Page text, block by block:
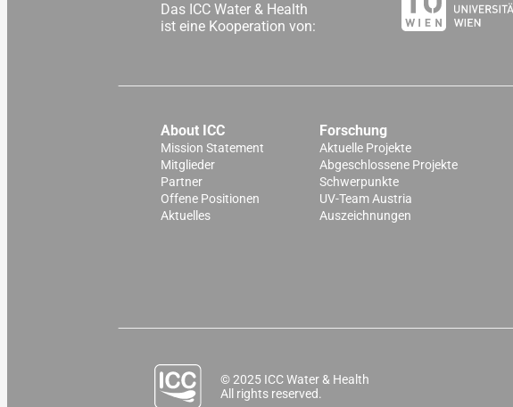
Das ICC Water & Health
ist eine Kooperation von:
About ICC
Mission Statement
Mitglieder
Partner
Offene Positionen
Aktuelles
Forschung
Aktuelle Projekte
Abgeschlossene Projekte
Schwerpunkte
UV-Team Austria
Auszeichnungen
© 2025 ICC Water & Health
All rights reserved.